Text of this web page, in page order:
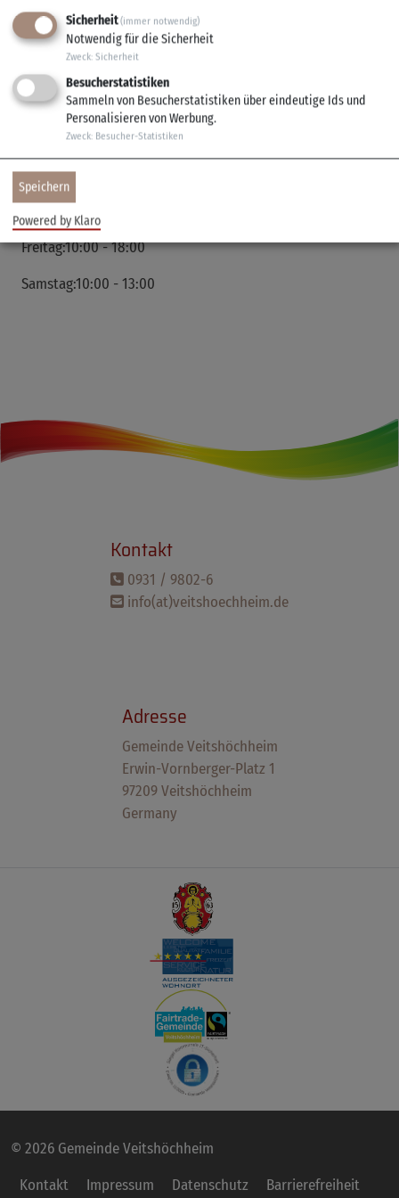
betrifft, zählt die Veitshöchheimer Bücherei
deutschlandweit zu den führenden Bibliotheken. Sie
konnte bereits mehrere Preise ergattern.
Öffnungszeiten
Dienstag:10:00 - 18:00
Mittwoch:10:00 - 18:00
Donnerstag:10:00 - 20:00
Freitag:10:00 - 18:00
Samstag:10:00 - 13:00
Kontakt
0931 / 9802-6
info(at)veitshoechheim.de
Adresse
Gemeinde Veitshöchheim
Erwin-Vornberger-Platz 1
97209 Veitshöchheim
Germany
© 2026 Gemeinde Veitshöchheim
Kontakt
Impressum Datenschutz Barrierefreiheit
Sicherheit(immer notwendig)
Notwendig für die Sicherheit
Zweck: Sicherheit
Besucherstatistiken
Sammeln von Besucherstatistiken über eindeutige Ids und
Personalisieren von Werbung.
Zweck: Besucher-Statistiken
Speichern
Powered by Klaro